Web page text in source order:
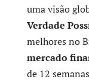
uma visão
Verdade
melhores no
mercado
de 12